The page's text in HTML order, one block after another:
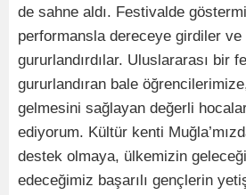
de sahne aldı. Festivalde
performansla dereceye girdiler ve
gururlandırdılar. Uluslararası bir
gururlandıran bale
gelmesini sağlayan değerli
ediyorum. Kültür kenti
destek olmaya, ülkemizin
edeceğimiz başarılı gençlerin